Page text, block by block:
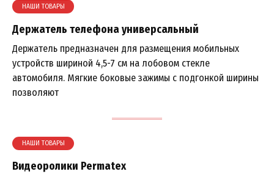
НАШИ ТОВАРЫ
Держатель телефона универсальный
Держатель предназначен для размещения мобильных
устройств шириной 4,5-7 см на лобовом стекле
автомобиля. Мягкие боковые зажимы с подгонкой ширины
позволяют
НАШИ ТОВАРЫ
Видеоролики Permatex